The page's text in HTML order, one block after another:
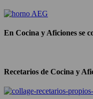
En Cocina y Aficiones se
Recetarios de Cocina y